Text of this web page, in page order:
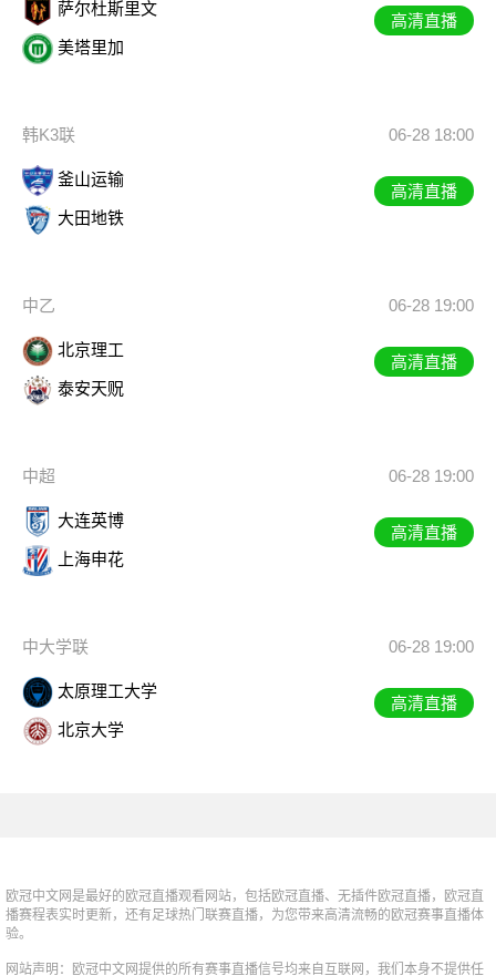
萨尔杜斯里文
美塔里加
高清直播
韩K3联 06-28 18:00
釜山运输
大田地铁
高清直播
中乙 06-28 19:00
北京理工
泰安天贶
高清直播
中超 06-28 19:00
大连英博
上海申花
高清直播
中大学联 06-28 19:00
太原理工大学
北京大学
高清直播
欧冠中文网是最好的欧冠直播观看网站，包括欧冠直播、无插件欧冠直播，欧冠直
播赛程表实时更新，还有足球热门联赛直播，为您带来高清流畅的欧冠赛事直播体
验。
网站声明：欧冠中文网提供的所有赛事直播信号均来自互联网，我们本身不提供任